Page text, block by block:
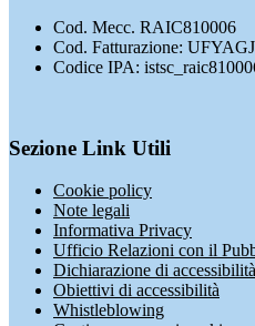
Cod. Mecc. RAIC810006
Cod. Fatturazione: UFYAGJ
Codice IPA:
Sezione Link Utili
Cookie policy
Note legali
Informativa Privacy
Ufficio Relazioni con il
Dichiarazione di accessibilità
Obiettivi di accessibilità
Whistleblowing